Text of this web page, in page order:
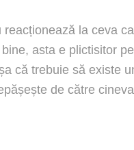
reacționează la ceva
asta e plictisitor
că trebuie să existe
de către